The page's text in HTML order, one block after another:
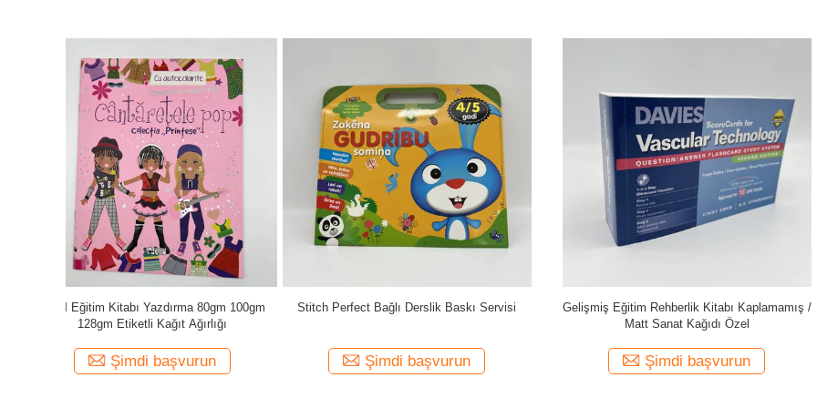
Stitch Perfect Bağlı Derslik Baskı Servisi
Şimdi başvurun
Gelişmiş Eğitim Rehberlik Kitabı Kaplamamış /
Şimdi başvurun
Kişiselleştirilebilir Derslik Baskı
Çalışma Kitabı için Offset
Şimdi başvurun